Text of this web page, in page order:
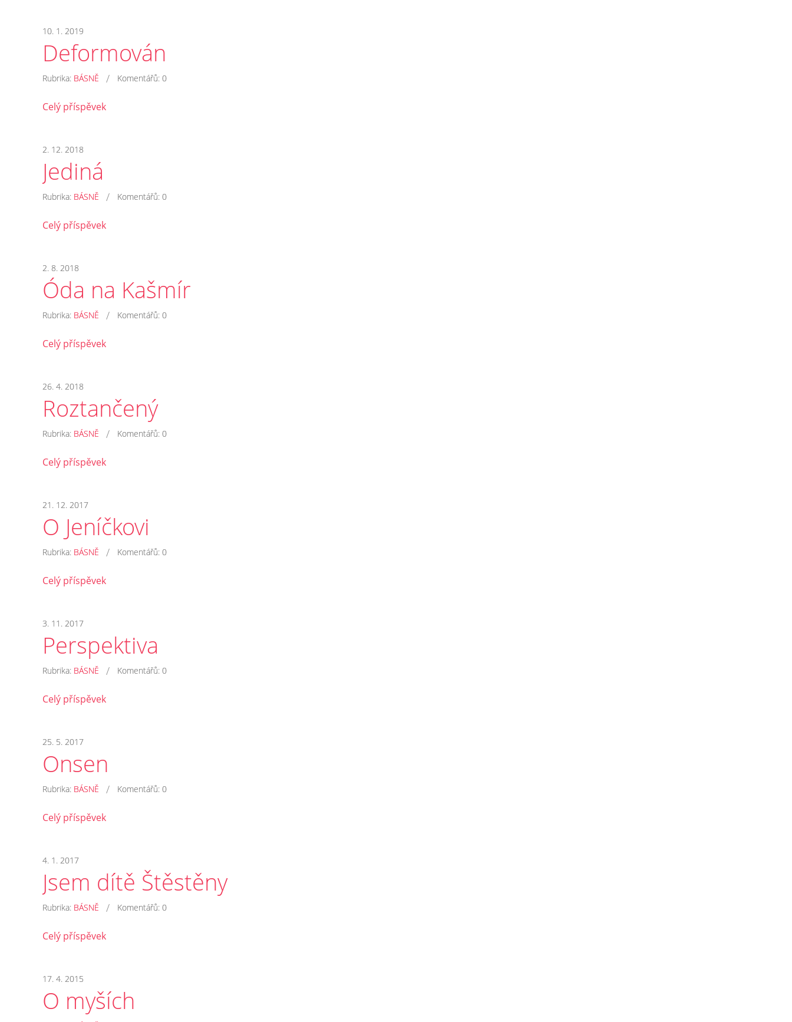
10. 1. 2019
Deformován
Rubrika: BÁSNĚ / Komentářů: 0
Celý příspěvek
2. 12. 2018
Jediná
Rubrika: BÁSNĚ / Komentářů: 0
Celý příspěvek
2. 8. 2018
Óda na Kašmír
Rubrika: BÁSNĚ / Komentářů: 0
Celý příspěvek
26. 4. 2018
Roztančený
Rubrika: BÁSNĚ / Komentářů: 0
Celý příspěvek
21. 12. 2017
O Jeníčkovi
Rubrika: BÁSNĚ / Komentářů: 0
Celý příspěvek
3. 11. 2017
Perspektiva
Rubrika: BÁSNĚ / Komentářů: 0
Celý příspěvek
25. 5. 2017
Onsen
Rubrika: BÁSNĚ / Komentářů: 0
Celý příspěvek
4. 1. 2017
Jsem dítě Štěstěny
Rubrika: BÁSNĚ / Komentářů: 0
Celý příspěvek
17. 4. 2015
O myších